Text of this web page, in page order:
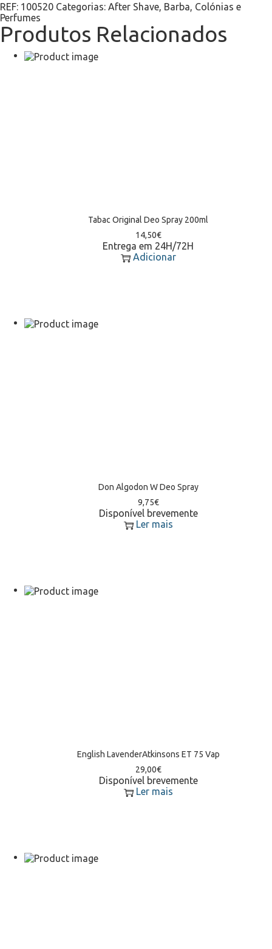
REF: 100520 Categorias: After Shave, Barba, Colónias e
Perfumes
Produtos Relacionados
Tabac Original Deo Spray 200ml
14,50€
Entrega em 24H/72H
Adicionar
Don Algodon W Deo Spray
9,75€
Disponível brevemente
Ler mais
English LavenderAtkinsons ET 75 Vap
29,00€
Disponível brevemente
Ler mais